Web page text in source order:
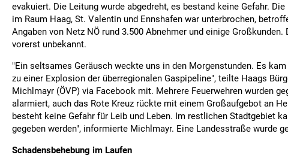
evakuiert. Die Leitung wurde abgedreht, es bestand keine Gefahr. Die
im Raum Haag, St. Valentin und Ennshafen war unterbrochen,
Angaben von Netz NÖ rund 3.500 Abnehmer und einige Großkunden.
vorerst unbekannt.
"Ein seltsames Geräusch weckte uns in den Morgenstunden. Es
zu einer Explosion der überregionalen Gaspipeline", teilte Haags
Michlmayr (ÖVP) via Facebook mit. Mehrere Feuerwehren wurden
alarmiert, auch das Rote Kreuz rückte mit einem Großaufgebot an
besteht keine Gefahr für Leib und Leben. Im restlichen Stadtgebiet
gegeben werden", informierte Michlmayr. Eine Landesstraße wurde
Schadensbehebung im Laufen